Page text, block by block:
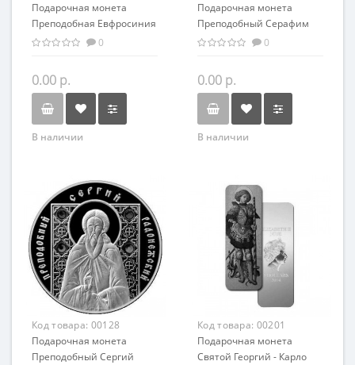
Подарочная монета
Преподобная Евфросиния
Полоцкая серебро 20.00 гр
0
0.00 р.
В наличии
Подарочная монета
Преподобный Серафим
Саровский серебро 20.00
0
0.00 р.
В наличии
Код товара: 00128
Подарочная монета
Преподобный Сергий
Код товара: 00201
Подарочная монета
Святой Георгий - Карло